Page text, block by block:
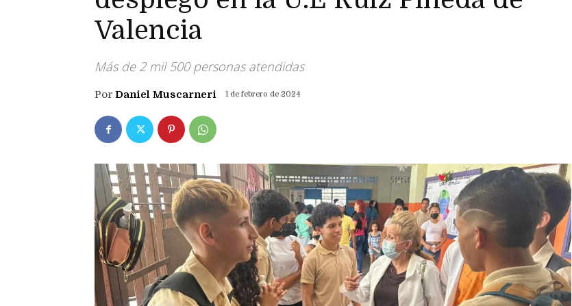
Valencia
Más de 2 mil 500 personas atendidas
Por Daniel Muscarneri 1 de febrero de 2024